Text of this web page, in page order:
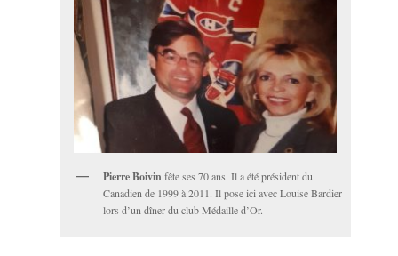
Pierre Boivin fête ses 70 ans. Il a été président du
Canadien de 1999 à 2011. Il pose ici avec Louise Bardier
lors d’un dîner du club Médaille d’Or.